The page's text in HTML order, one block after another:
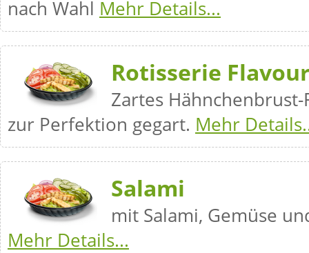
nach Wahl Mehr Details...
Rotisserie
Zartes Hähnchenbrust-
zur Perfektion gegart. Mehr
Salami
mit Salami, Gemüse
Mehr Details...